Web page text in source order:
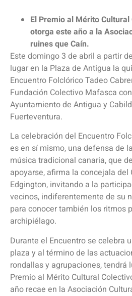
El Premio al Mérito
otorga este año a la
ruines que Caín.
Este domingo 3 de abril a partir
lugar en la Plaza de Antigua la
Encuentro Folclórico Tadeo
Fundación Colectivo Mafasca
Ayuntamiento de Antigua y
Fuerteventura.
La celebración del Encuentro
es en sí mismo, una defensa de
música tradicional canaria, que
apoyarse, afirma la concejala del
Edgington, invitando a la
vecinos, indiferentemente de su
para conocer también los ritmos
archipiélago.
Durante el Encuentro se celebra
plaza y al término de las
rondallas y agrupaciones, tendrá
Premio al Mérito Cultural
año recae en la Asociación